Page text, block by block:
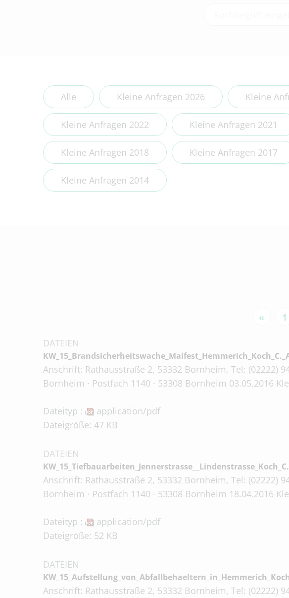
Alle Kleine Anfragen 2026 Kleine
Kleine Anfragen 2022 Kleine Anfragen 2021
Kleine Anfragen 2018 Kleine Anfragen 2017
Kleine Anfragen 2014
« 1
DATEIEN
Anschrift: Rathausstraße 2, 53332 Bornheim, Tel: (02222)
Bornheim · Postfach 1140 · 53308 Bornheim 03.05.2016
Dateityp :
application/pdf
Dateigröße: 47 KB
DATEIEN
Anschrift: Rathausstraße 2, 53332 Bornheim, Tel: (02222)
Bornheim · Postfach 1140 · 53308 Bornheim 18.04.2016
Dateityp :
application/pdf
Dateigröße: 52 KB
DATEIEN
Anschrift: Rathausstraße 2, 53332 Bornheim, Tel: (02222)